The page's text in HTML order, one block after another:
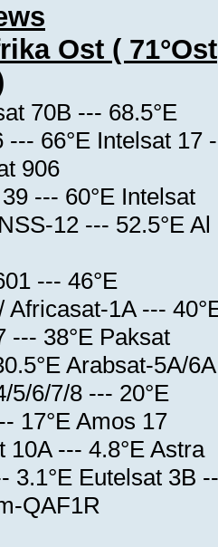
Ost ( 71°Ost
70B --- 68.5°E
--- 66°E Intelsat 17
906
--- 60°E Intelsat
12 --- 52.5°E Al
--- 46°E
Africasat-1A ---
--- 38°E Paksat
Arabsat-5A/6A
5/6/7/8 --- 20°E
17°E Amos 17
10A --- 4.8°E Astra
3.1°E Eutelsat 3B
QAF1R